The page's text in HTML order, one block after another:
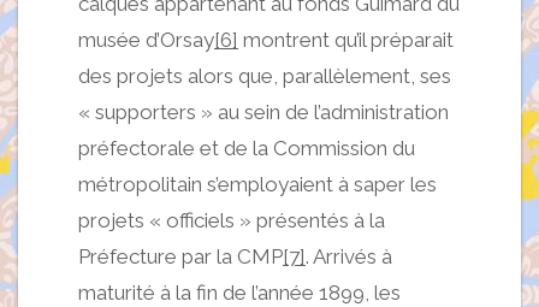
musée d’Orsay[6] montrent qu’il préparait
des projets alors que, parallèlement, ses
« supporters » au sein de l’administration
préfectorale et de la Commission du
métropolitain s’employaient à saper les
projets « officiels » présentés à la
Préfecture par la CMP[7]. Arrivés à
maturité à la fin de l’année 1899, les